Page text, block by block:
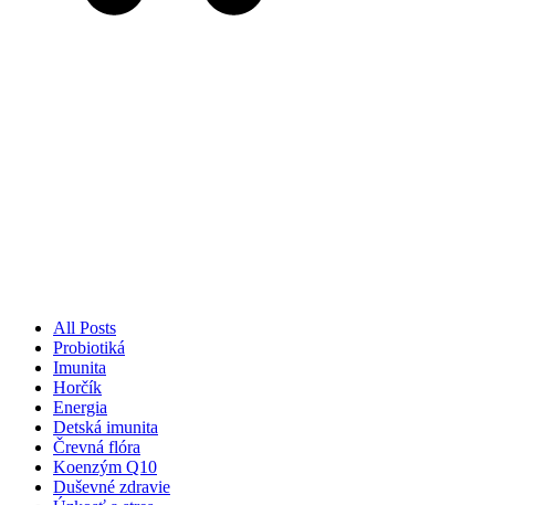
All Posts
Probiotiká
Imunita
Horčík
Energia
Detská imunita
Črevná flóra
Koenzým Q10
Duševné zdravie